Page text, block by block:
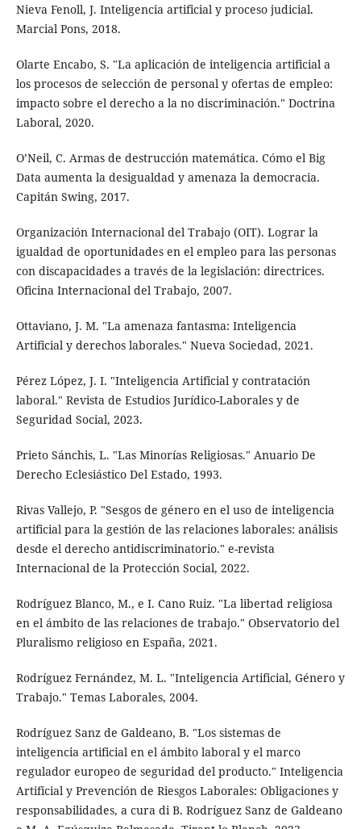
Nieva Fenoll, J. Inteligencia artificial y proceso judicial.
Marcial Pons, 2018.
Olarte Encabo, S. "La aplicación de inteligencia artificial a
los procesos de selección de personal y ofertas de empleo:
impacto sobre el derecho a la no discriminación." Doctrina
Laboral, 2020.
O’Neil, C. Armas de destrucción matemática. Cómo el Big
Data aumenta la desigualdad y amenaza la democracia.
Capitán Swing, 2017.
Organización Internacional del Trabajo (OIT). Lograr la
igualdad de oportunidades en el empleo para las personas
con discapacidades a través de la legislación: directrices.
Oficina Internacional del Trabajo, 2007.
Ottaviano, J. M. "La amenaza fantasma: Inteligencia
Artificial y derechos laborales." Nueva Sociedad, 2021.
Pérez López, J. I. "Inteligencia Artificial y contratación
laboral." Revista de Estudios Jurídico-Laborales y de
Seguridad Social, 2023.
Prieto Sánchis, L. "Las Minorías Religiosas." Anuario De
Derecho Eclesiástico Del Estado, 1993.
Rivas Vallejo, P. "Sesgos de género en el uso de inteligencia
artificial para la gestión de las relaciones laborales: análisis
desde el derecho antidiscriminatorio." e-revista
Internacional de la Protección Social, 2022.
Rodríguez Blanco, M., e I. Cano Ruiz. "La libertad religiosa
en el ámbito de las relaciones de trabajo." Observatorio del
Pluralismo religioso en España, 2021.
Rodríguez Fernández, M. L. "Inteligencia Artificial, Género y
Trabajo." Temas Laborales, 2004.
Rodríguez Sanz de Galdeano, B. "Los sistemas de
inteligencia artificial en el ámbito laboral y el marco
regulador europeo de seguridad del producto." Inteligencia
Artificial y Prevención de Riesgos Laborales: Obligaciones y
responsabilidades, a cura di B. Rodríguez Sanz de Galdeano